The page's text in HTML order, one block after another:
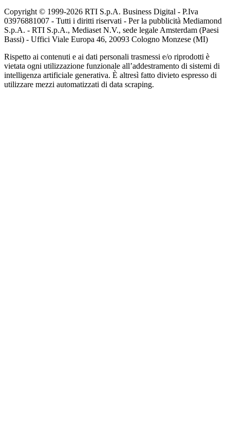
Copyright © 1999-2026 RTI S.p.A. Business Digital - P.Iva
03976881007 - Tutti i diritti riservati - Per la pubblicità Mediamond
S.p.A. - RTI S.p.A., Mediaset N.V., sede legale Amsterdam (Paesi
Bassi) - Uffici Viale Europa 46, 20093 Cologno Monzese (MI)
Rispetto ai contenuti e ai dati personali trasmessi e/o riprodotti è
vietata ogni utilizzazione funzionale all’addestramento di sistemi di
intelligenza artificiale generativa. È altresì fatto divieto espresso di
utilizzare mezzi automatizzati di data scraping.